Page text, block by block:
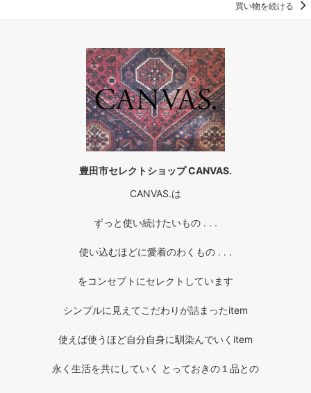
買い物を続ける
豊田市セレクトショップ CANVAS.
CANVAS.は
ずっと使い続けたいもの . . .
使い込むほどに愛着のわくもの . . .
をコンセプトにセレクトしています
シンプルに見えてこだわりが詰まったitem
使えば使うほど自分自身に馴染んでいくitem
永く生活を共にしていく とっておきの１品との